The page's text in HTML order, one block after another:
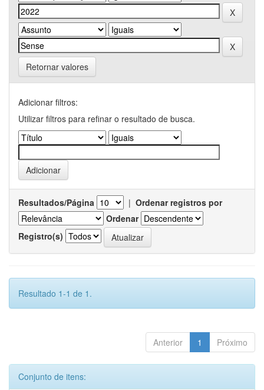
Retornar valores
Adicionar filtros:
Utilizar filtros para refinar o resultado de busca.
Resultados/Página | Ordenar registros por
Ordenar
Registro(s)
Resultado 1-1 de 1.
Anterior 1 Próximo
Conjunto de itens: